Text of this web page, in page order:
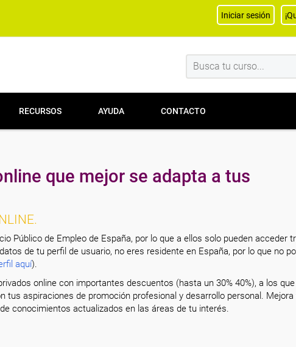
Iniciar sesión
RECURSOS AYUDA CONTACTO
que mejor se adapta a tus
Público de Empleo de España, por lo que a ellos solo pueden acceder
de tu perfil de usuario, no eres residente en España, por lo que no
aquí).
online con importantes descuentos (hasta un 30% 40%), a los
tus aspiraciones de promoción profesional y desarrollo personal. Mejora
conocimientos actualizados en las áreas de tu interés.